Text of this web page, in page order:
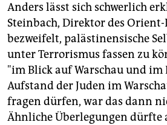
Anders lässt sich schwerlich
Steinbach, Direktor des
bezweifelt, palästinensische
unter Terrorismus fassen zu
"im Blick auf Warschau und im
Aufstand der Juden im
fragen dürfen, war das dann
Ähnliche Überlegungen dürfte